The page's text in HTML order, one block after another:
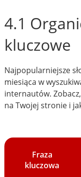
4.1
kluczowe
Najpopularniejsze
miesiąca w
internautów.
na Twojej stronie i
Fraza
kluczowa